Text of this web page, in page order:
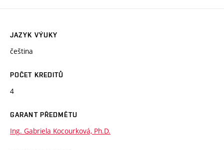
JAZYK VÝUKY
čeština
POČET KREDITŮ
4
GARANT PŘEDMĚTU
Ing. Gabriela Kocourková, Ph.D.